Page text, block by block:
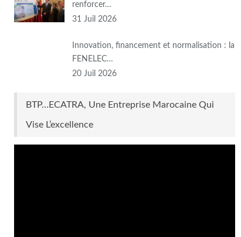
renforcer…
31 Juil 2026
Innovation, financement et normalisation : la
FENELEC…
20 Juil 2026
BTP…ECATRA, Une Entreprise Marocaine Qui
Vise L’excellence